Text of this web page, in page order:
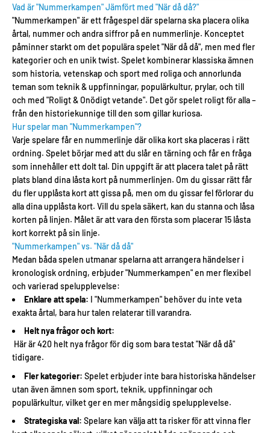
Vad är "Nummerkampen" Jämfört med "När då då?"
"Nummerkampen" är ett frågespel där spelarna ska placera olika
årtal, nummer och andra siffror på en nummerlinje. Konceptet
påminner starkt om det populära spelet "När då då", men med fler
kategorier och en unik twist. Spelet kombinerar klassiska ämnen
som historia, vetenskap och sport med roliga och annorlunda
teman som teknik & uppfinningar, populärkultur, prylar, och till
och med "Roligt & Onödigt vetande". Det gör spelet roligt för alla –
från den historiekunnige till den som gillar kuriosa.
Hur spelar man "Nummerkampen"?
Varje spelare får en nummerlinje där olika kort ska placeras i rätt
ordning. Spelet börjar med att du slår en tärning och får en fråga
som innehåller ett dolt tal. Din uppgift är att placera talet på rätt
plats bland dina låsta kort på nummerlinjen. Om du gissar rätt får
du fler upplåsta kort att gissa på, men om du gissar fel förlorar du
alla dina upplåsta kort. Vill du spela säkert, kan du stanna och låsa
korten på linjen. Målet är att vara den första som placerar 15 låsta
kort korrekt på sin linje.
"Nummerkampen" vs. "När då då"
Medan båda spelen utmanar spelarna att arrangera händelser i
kronologisk ordning, erbjuder "Nummerkampen" en mer flexibel
och varierad spelupplevelse:
Enklare att spela: I "Nummerkampen" behöver du inte veta
exakta årtal, bara hur talen relaterar till varandra.
Helt nya frågor och kort:
Här är 420 helt nya frågor för dig som bara testat "När då då"
tidigare.
Fler kategorier: Spelet erbjuder inte bara historiska händelser
utan även ämnen som sport, teknik, uppfinningar och
populärkultur, vilket ger en mer mångsidig spelupplevelse.
Strategiska val: Spelare kan välja att ta risker för att vinna fler